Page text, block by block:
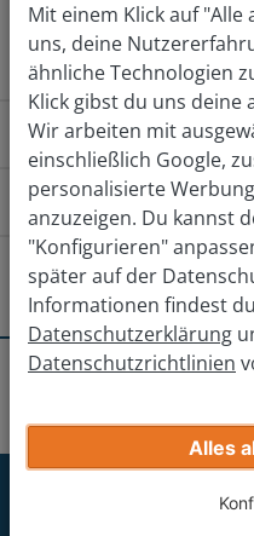
Jetzt
Wie funktioniert das?
Erhalte deinen
Gib
Wie komme ich zu
Von
Auf Brenkhäuser Str./
starten.
abbiegen auf
Nach 700m rechts
Die Filiale befindet
Gibt es andere
Hameln
PaderbornJetzt für
Mit einem Klick auf
uns, deine
ähnliche Technologien
Klick gibst du uns deine
Wir arbeiten mit
einschließlich Google,
personalisierte
anzuzeigen. Du kannst
"Konfigurieren"
später auf der
Informationen findest
Datenschutzerklärung
Datenschutzrichtlinien
Alles